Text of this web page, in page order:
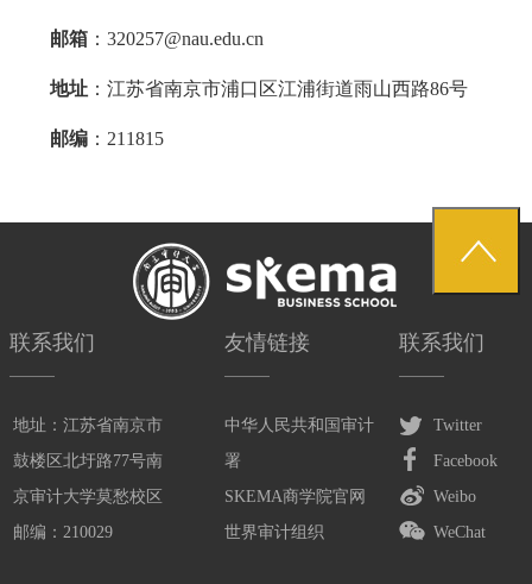
邮箱 ：320257@nau.edu.cn
地址 ：江苏省南京市浦口区江浦街道雨山西路86号
邮编 ：211815
联系我们
地址：江苏省南京市
鼓楼区北圩路77号南
京审计大学莫愁校区
邮编：210029
友情链接
中华人民共和国审计
署
SKEMA商学院官网
世界审计组织
联系我们
Twitter
Facebook
Weibo
WeChat